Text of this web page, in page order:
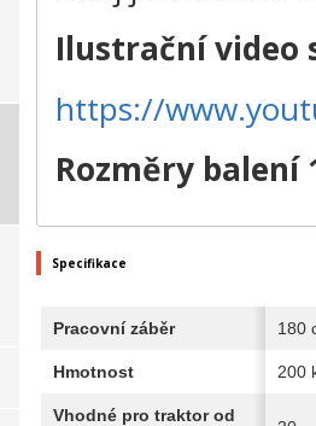
Ilustrační video
https://
Rozměry balení
Specifikace
Pracovní záběr 180
Hmotnost 200
Vhodné pro traktor od